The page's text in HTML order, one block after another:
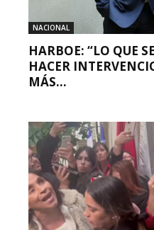
NACIONAL
HARBOE: “LO QUE
HACER
MÁS...